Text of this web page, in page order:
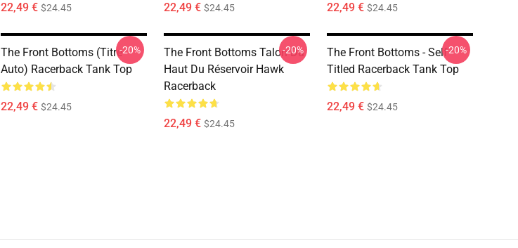
22,49 € $24.45 22,49 € $24.45 22,49 € $24.45
The Front Bottoms (Titre
Auto) Racerback Tank Top
22,49 € $24.45
-20%
The Front Bottoms Talon Du
Haut Du Réservoir Hawk
Racerback
22,49 € $24.45
-20%
The Front Bottoms - Self
Titled Racerback Tank Top
22,49 € $24.45
-20%